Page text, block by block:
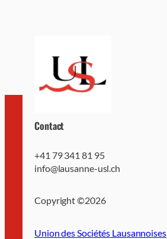
Contact
+41 79 341 81 95
info@lausanne-usl.ch
Copyright ©2026
Union des Sociétés Lausannoises